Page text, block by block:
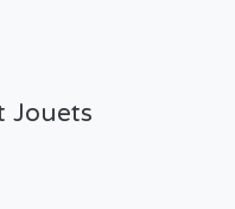
Jouets